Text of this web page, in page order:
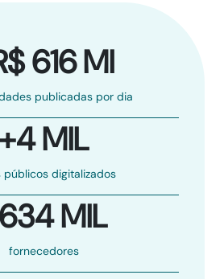
616 MI
publicadas por dia
+4 MIL
públicos digitalizados
MIL
fornecedores